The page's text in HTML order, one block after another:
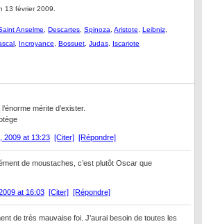
13 février 2009.
Anselme Descartes Spinoza Aristote Leibniz
Incroyance Bossuet Judas Iscariote
mérite d’exister.
2009 at 13:23 [Citer] [Répondre]
de moustaches, c’est plutôt Oscar que
at 16:03 [Citer] [Répondre]
de très mauvaise foi. J’aurai besoin de toutes les